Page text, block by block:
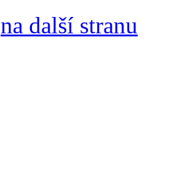
na další stranu